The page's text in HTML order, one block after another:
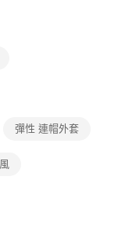
顯示為準，若有關於
繫「AFTEE先享後付
support/home
後付」服務完成之交
同意方可使用
戶狀況，依本公司即
彈性 連帽外套